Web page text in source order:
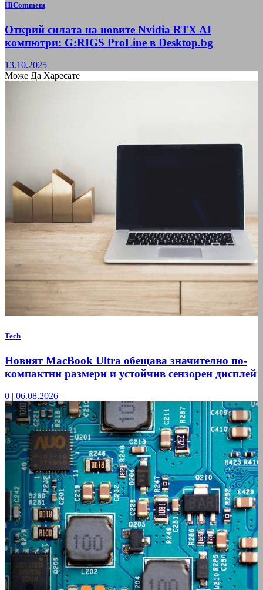
HiComment
Открий силата на новите Nvidia RTX AI
компютри: G:RIGS ProLine в Desktop.bg
13.10.2025
Може Да Харесате
Tech
Новият MacBook Ultra обещава значително по-
компактни размери и устойчив сензорен дисплей
0 | 06.08.2026